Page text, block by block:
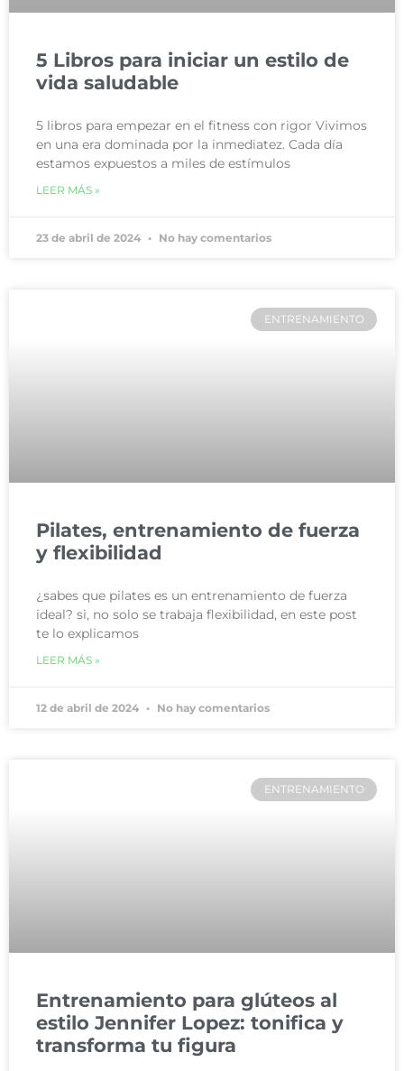
5 Libros para iniciar un estilo de
vida saludable
5 libros para empezar en el fitness con rigor Vivimos
en una era dominada por la inmediatez. Cada día
estamos expuestos a miles de estímulos
LEER MÁS »
23 de abril de 2024 No hay comentarios
ENTRENAMIENTO
Pilates, entrenamiento de fuerza
y flexibilidad
¿sabes que pilates es un entrenamiento de fuerza
ideal? si, no solo se trabaja flexibilidad, en este post
te lo explicamos
LEER MÁS »
12 de abril de 2024 No hay comentarios
ENTRENAMIENTO
Entrenamiento para glúteos al
estilo Jennifer Lopez: tonifica y
transforma tu figura